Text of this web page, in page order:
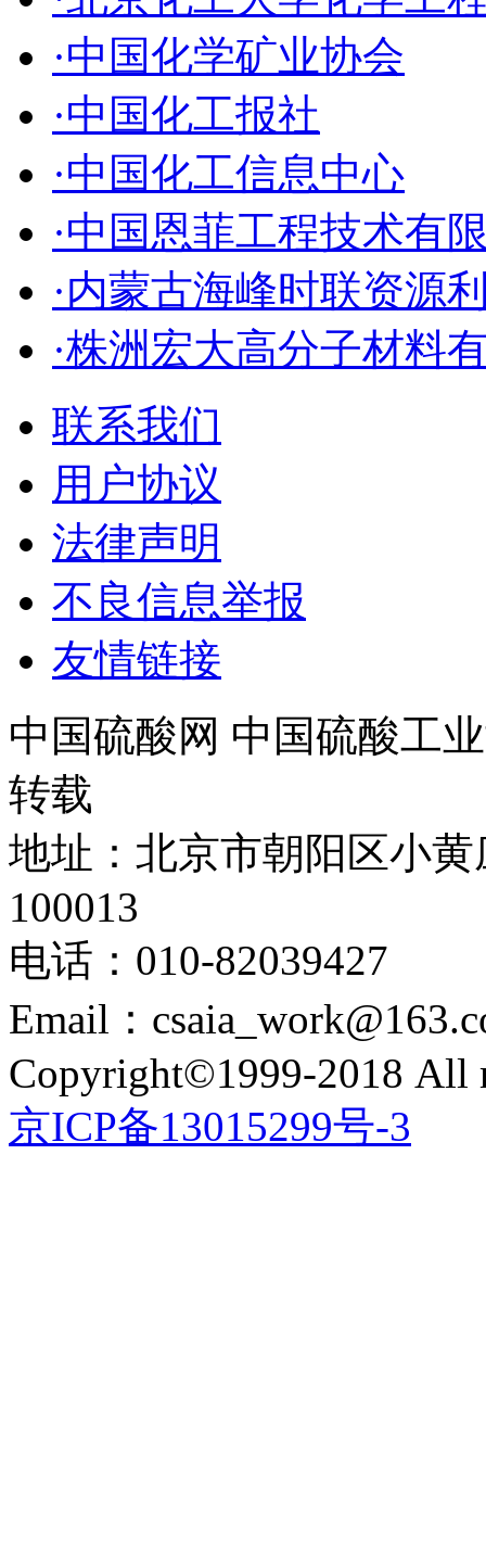
·中国化学矿业协会
·中国化工报社
·中国化工信息中心
·中国恩菲工程技术有
·内蒙古海峰时联资源
·株洲宏大高分子材料
联系我们
用户协议
法律声明
不良信息举报
友情链接
中国硫酸网 中国硫酸工
转载
地址：北京市朝阳区小
100013
电话：010-82039427
Email：
Copyright©1999-2018 All
京ICP备13015299号-3